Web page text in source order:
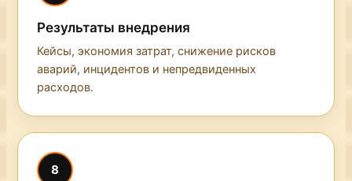
Результаты внедрения
Кейсы, экономия затрат, снижение рисков
аварий, инцидентов и непредвиденных
расходов.
8